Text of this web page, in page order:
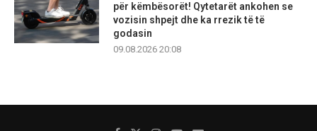
për këmbësorët! Qytetarët ankohen se
vozisin shpejt dhe ka rrezik të të
godasin
09.08.2026 20:08